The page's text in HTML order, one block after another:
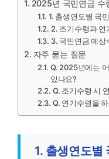
2025년 국민연금 수
1. 출생연도별 국
2. 조기수령과 연
3. 국민연금 예상
자주 묻는 질문
Q. 2025년에는
있나요?
Q. 조기수령 시
Q. 연기수령을
1. 출생연도별